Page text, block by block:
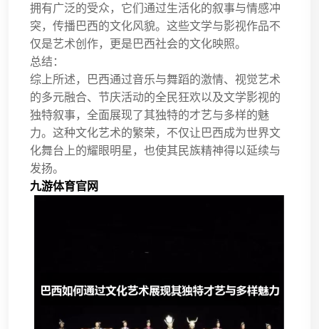
拥有广泛的受众，它们通过生活化的叙事与情感冲
突，传播巴西的文化风貌。这些文学与影视作品不
仅是艺术创作，更是巴西社会的文化映照。
总结：
综上所述，巴西通过音乐与舞蹈的激情、视觉艺术
的多元融合、节庆活动的全民狂欢以及文学影视的
独特叙事，全面展现了其独特的才艺与多样的魅
力。这种文化艺术的繁荣，不仅让巴西成为世界文
化舞台上的耀眼明星，也使其民族精神得以延续与
发扬。
九游体育官网